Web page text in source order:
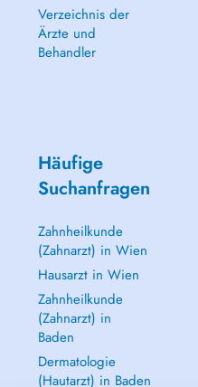
Verzeichnis der
Ärzte und
Behandler
Häufige
Suchanfragen
Zahnheilkunde
(Zahnarzt) in Wien
Hausarzt in Wien
Zahnheilkunde
(Zahnarzt) in
Baden
Dermatologie
(Hautarzt) in Baden